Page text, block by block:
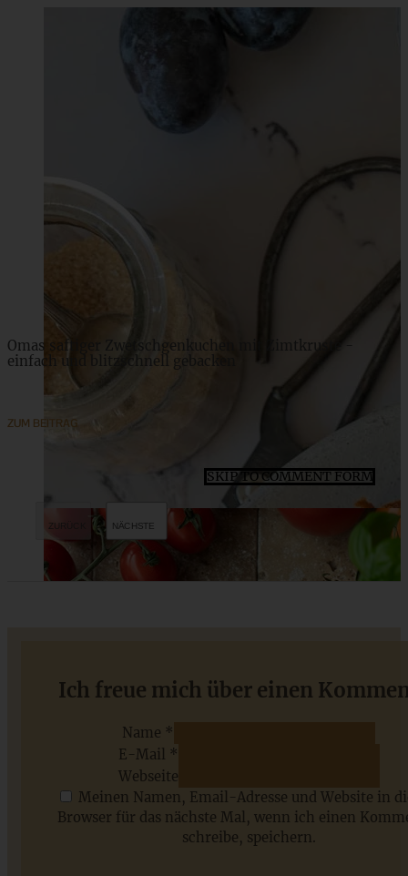
Omas Rezept für Apfelküchlein mit Zimtzucker – ganz
Omas versunkener Apfelkuchen – Apfelkuchen sehr fein
Omas saftiger Zwetschgenkuchen mit Zimtkruste -
einfach und blitzschnell gebacken
ZUM BEITRAG
Saisonale Rezepte im Juli - meine 7 sommerlichen
SKIP TO COMMENT FORM
Ich freue mich über einen
Name *
E-Mail *
Webseite
Meinen Namen, Email-Adresse und Website in
Browser für das nächste Mal, wenn ich einen
schreibe, speichern.